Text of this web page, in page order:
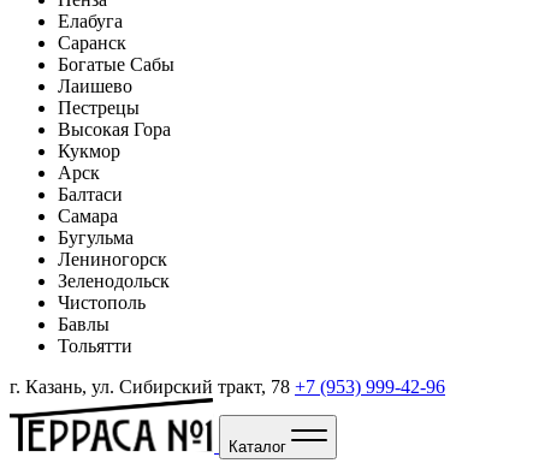
Елабуга
Саранск
Богатые Сабы
Лаишево
Пестрецы
Высокая Гора
Кукмор
Арск
Балтаси
Самара
Бугульма
Лениногорск
Зеленодольск
Чистополь
Бавлы
Тольятти
г. Казань, ул. Сибирский тракт, 78 +7 (953) 999-42-96
Каталог